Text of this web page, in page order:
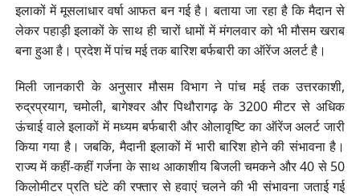
इलाकों में मूसलाधार वर्षा आफत बन गई है। बताया जा रहा है कि मैदान से
लेकर पहाड़ी इलाकों के साथ ही चारों धामों में मंगलवार को भी मौसम खराब
बना हुआ है। प्रदेश में पांच मई तक बारिश बर्फबारी का ऑरेंज अलर्ट है।
मिली जानकारी के अनुसार मौसम विभाग ने पांच मई तक उत्तरकाशी,
रुद्रप्रयाग, चमोली, बागेश्वर और पिथौरागढ़ के 3200 मीटर से अधिक
ऊंचाई वाले इलाकों में मध्यम बर्फबारी और ओलावृष्टि का ऑरेंज अलर्ट जारी
किया गया है। जबकि, मैदानी इलाकों में भारी बारिश होने की संभावना है।
राज्य में कहीं-कहीं गर्जना के साथ आकाशीय बिजली चमकने और 40 से 50
किलोमीटर प्रति घंटे की रफ्तार से हवाएं चलने की भी संभावना जताई गई